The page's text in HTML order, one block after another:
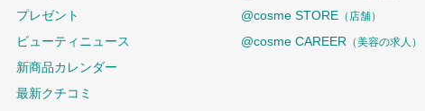
プレゼント
ビューティニュース
新商品カレンダー
最新クチコミ
@cosme STORE （店舗）
@cosme CAREER （美容の求人）